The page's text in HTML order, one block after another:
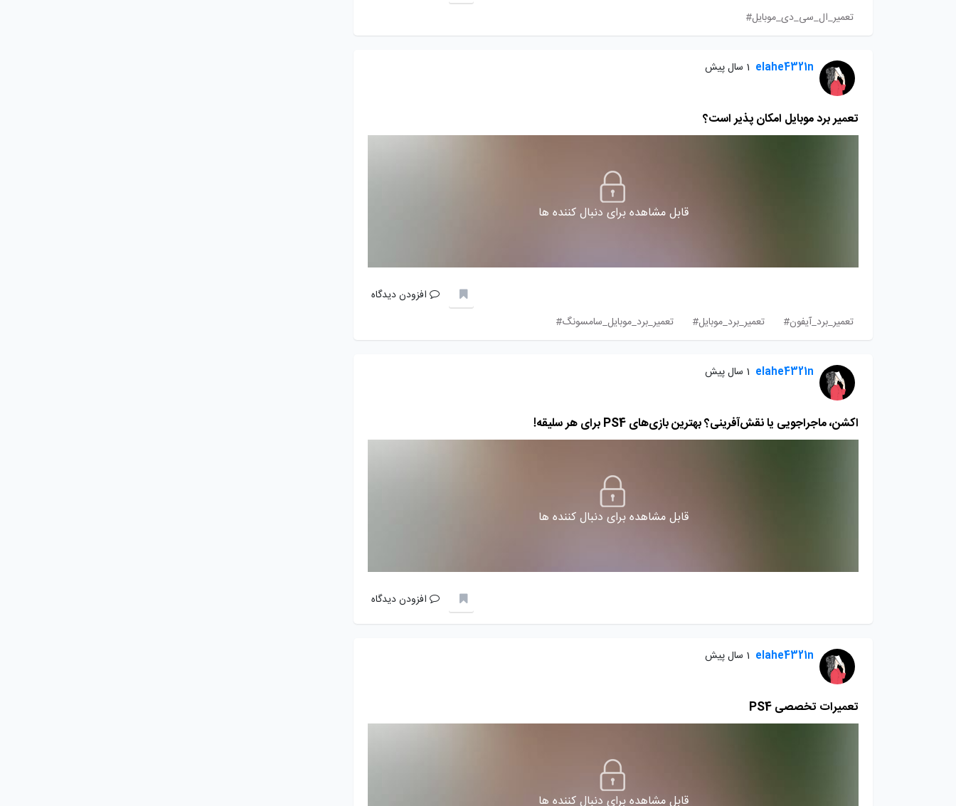
تعمیر_ال_سی_دی_موبایل#
elahe4321n 1 سال پیش
تعمیر برد موبایل امکان پذیر است؟
قابل مشاهده برای دنبال کننده ها
افزودن دیدگاه
تعمیر_برد_آیفون#
تعمیر_برد_موبایل# تعمیر_برد_موبایل_سامسونگ#
elahe4321n 1 سال پیش
اکشن، ماجراجویی یا نقش‌آفرینی؟ بهترین بازی‌های PS4 برای هر سلیقه!
قابل مشاهده برای دنبال کننده ها
افزودن دیدگاه
elahe4321n 1 سال پیش
تعمیرات تخصصی PS4
قابل مشاهده برای دنبال کننده ها